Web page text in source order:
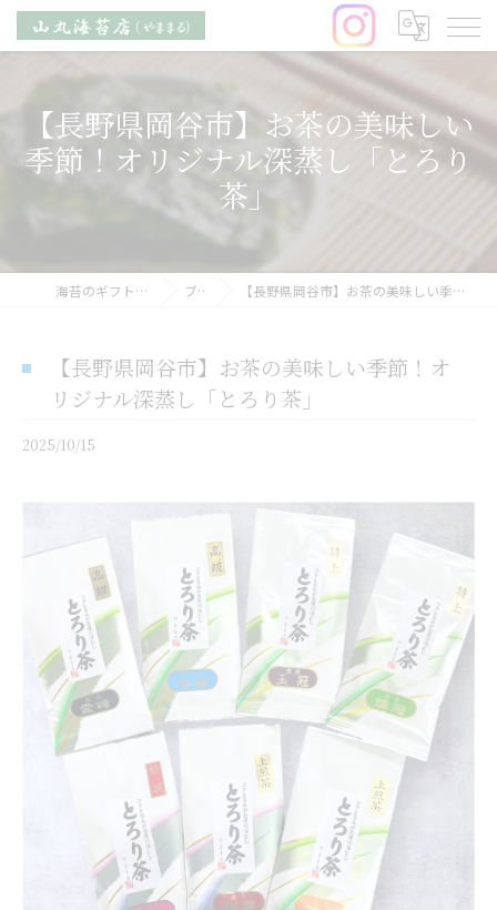
【長野県岡谷市】お茶の美味しい
季節！オリジナル深蒸し「とろり
茶」
海苔のギフトなら山丸海苔店 ブログ 【長野県岡谷市】お茶の美味しい季節！オリジナル深蒸し「とろり茶」
【長野県岡谷市】お茶の美味しい季節！オ
リジナル深蒸し「とろり茶」
2025/10/15